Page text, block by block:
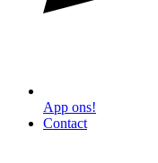
App ons!
Contact